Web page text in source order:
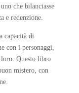
che bilanciasse
e redenzione.
capacità di
con i personaggi,
loro. Questo libro
mistero, con